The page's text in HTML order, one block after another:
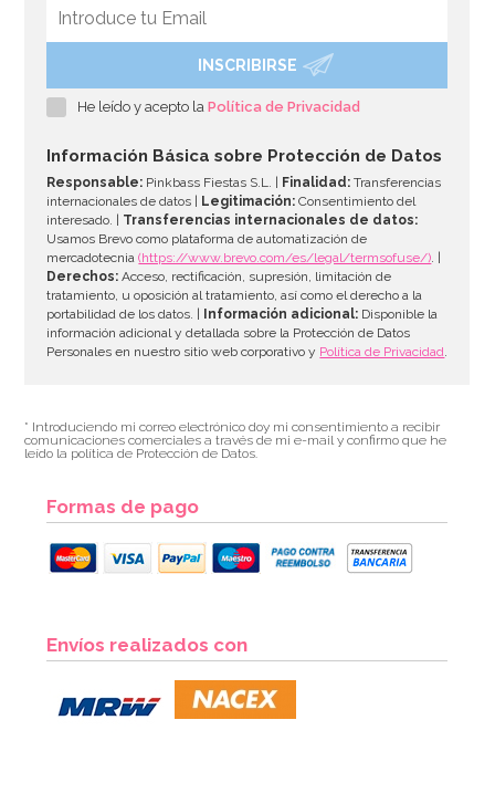
Set de 12 Pajitas Carnival
AÑADIR
2,60€ 2,60€
INSCRIBIRSE
He leído y acepto laPolítica de Privacidad
Información Básica sobre Protección de Datos
Responsable: Pinkbass Fiestas S.L. | Finalidad: Transferencias
internacionales de datos |
Legitimación: Consentimiento del
interesado. | Transferencias internacionales de datos:
Usamos Brevo como plataforma de automatización de
mercadotecnia(https://www.brevo.com/es/legal/termsofuse/). |
Derechos: Acceso, rectificación, supresión, limitación de
tratamiento, u oposición al tratamiento, así como el derecho a la
portabilidad de los datos. |
Información adicional: Disponible la
información adicional y detallada sobre la Protección de Datos
Personales en nuestro sitio web corporativo y Política de Privacidad.
* Introduciendo mi correo electrónico doy mi consentimiento a recibir
comunicaciones comerciales a través de mi e-mail y confirmo que he
leído la política de Protección de Datos.
Formas de pago
Envíos realizados con